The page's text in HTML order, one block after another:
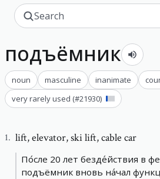
подъёмник
noun masculine inanimate
very rarely used (#21930)
1. lift,elevator, ski lift, cable car
По́сле 20 лет безде́йствия в
подъёмник вновь на́чал